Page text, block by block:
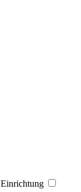
Einrichtung